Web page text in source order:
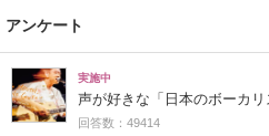
アンケート
実施中
声が好きな「日本のボーカリ
回答数：49414